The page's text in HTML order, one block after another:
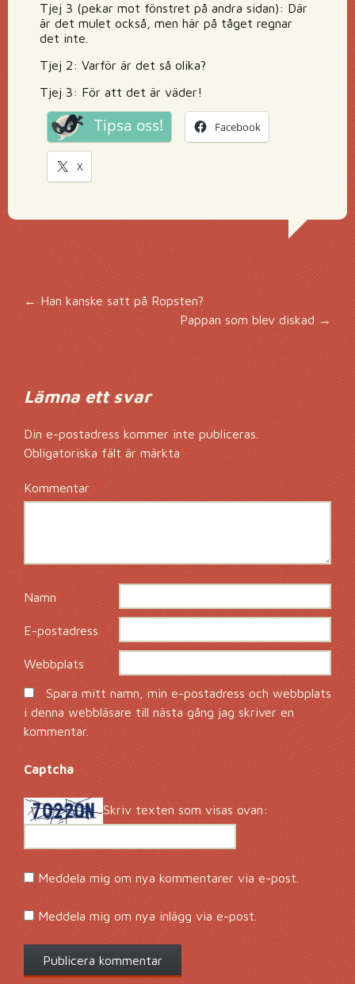
Tjej 3 (pekar mot fönstret på andra sidan): Där
är det mulet också, men här på tåget regnar
det inte.
Tjej 2: Varför är det så olika?
Tjej 3: För att det är väder!
Tipsa oss! Facebook
X
Inläggsnavigering
← Han kanske satt på Ropsten?
Pappan som blev diskad →
Lämna ett svar
Din e-postadress kommer inte publiceras.
Obligatoriska fält är märkta*
Kommentar*
Namn*
E-postadress*
Webbplats
Spara mitt namn, min e-postadress och webbplats
i denna webbläsare till nästa gång jag skriver en
kommentar.
Captcha *
Skriv texten som visas ovan:
Meddela mig om nya kommentarer via e-post.
Meddela mig om nya inlägg via e-post.